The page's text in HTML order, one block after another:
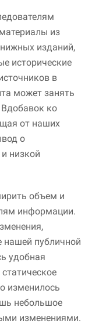
из
изданий,
исторические
в
может занять
ко
от наших
о
низкой
объем и
информации.
нашей публичной
удобная
изменилось
небольшое
изменениями.
Они
для
и
веб-
исходя из
как он
обеспечения
работы